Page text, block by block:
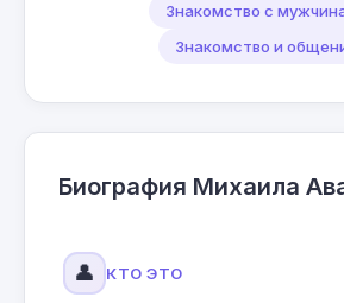
Знакомство с
Знакомство и
Биография Михаила
👤 КТО ЭТО